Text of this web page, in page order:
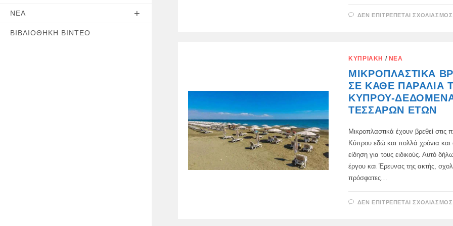
ΝΈΑ
ΒΙΒΛΙΟΘΉΚΗ ΒΊΝΤΕΟ
ΔΕΝ ΕΠΙΤΡΈΠΕΤΑΙ ΣΧΟΛΙΑΣΜΌΣ
ΚΥΠΡΙΑΚΉ / ΝΈΑ
ΜΙΚΡΟΠΛΑΣΤΙΚΆ
ΣΕ ΚΆΘΕ ΠΑΡΑΛΊΑ
ΚΎΠΡΟΥ-
ΤΕΣΣΆΡΩΝ ΕΤΏΝ
Μικροπλαστικά έχουν βρεθεί στις
Κύπρου εδώ και πολλά χρόνια και
είδηση για τους ειδικούς. Αυτό
έργου και Έρευνας της ακτής,
πρόσφατες…
ΔΕΝ ΕΠΙΤΡΈΠΕΤΑΙ ΣΧΟΛΙΑΣΜΌΣ